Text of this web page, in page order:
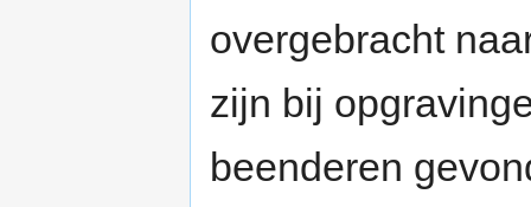
overgebracht
zijn bij
beenderen